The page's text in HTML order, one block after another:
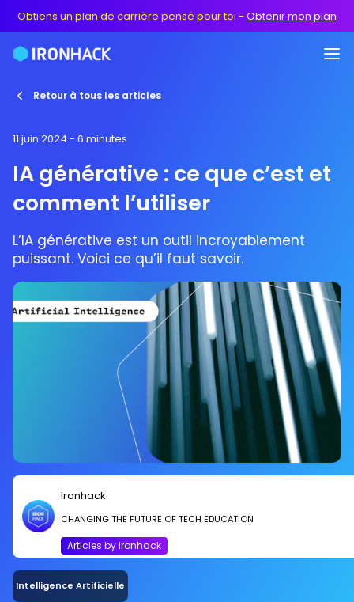
Obtiens un plan de carrière pensé pour toi - Obtenir mon plan
Retour à tous les articles
11 juin 2024 - 6 minutes
IA générative : ce que c’est et
comment l’utiliser
L’IA générative est un outil incroyablement
puissant. Voici ce qu’il faut savoir.
Ironhack
CHANGING THE FUTURE OF TECH EDUCATION
Articles by Ironhack
Intelligence Artificielle